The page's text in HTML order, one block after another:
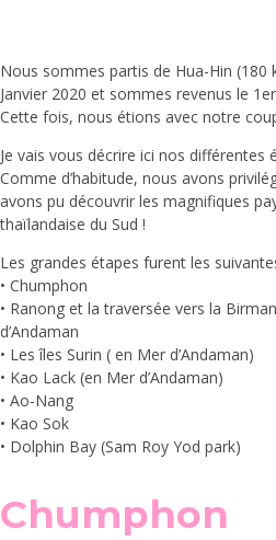
Nous sommes partis de Hua-Hin (180
Janvier 2020 et sommes revenus le
Cette fois, nous étions avec notre
Je vais vous décrire ici nos différentes
Comme d’habitude, nous avons
avons pu découvrir les magnifiques
thaïlandaise du Sud !
Les grandes étapes furent les
• Chumphon
• Ranong et la traversée vers la
d’Andaman
• Les îles Surin ( en Mer d’Andaman)
• Kao Lack (en Mer d’Andaman)
• Ao-Nang
• Kao Sok
• Dolphin Bay (Sam Roy Yod park)
Chumphon